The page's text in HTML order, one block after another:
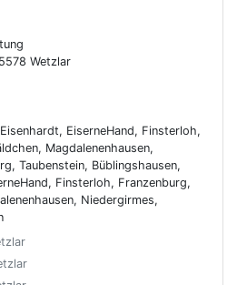
Wetzlar
EiserneHand, Finsterloh,
Magdalenenhausen,
Taubenstein, Büblingshausen,
Finsterloh, Franzenburg,
Niedergirmes,